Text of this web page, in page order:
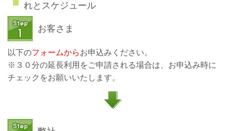
れとスケジュール
お客さま
以下のフォームからお申込みください。
※３０分の延長利用をご申請される場合は、お申込み時に
チェックをお願いいたします。